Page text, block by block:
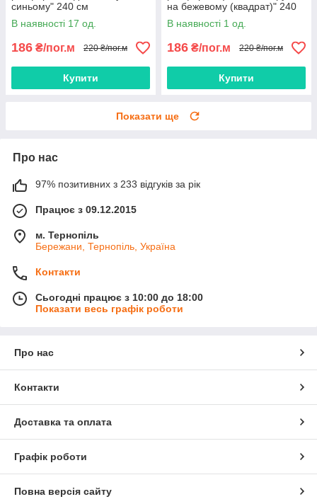
синьому" 240 см
В наявності 17 од.
186 ₴/пог.м 220 ₴/пог.м
Купити
на бежевому (квадрат)" 240
см
В наявності 1 од.
186 ₴/пог.м 220 ₴/пог.м
Купити
Показати ще
Про нас
97% позитивних з 233 відгуків за рік
Працює з 09.12.2015
м. Тернопіль
Бережани, Тернопіль, Україна
Контакти
Сьогодні працює з 10:00 до 18:00
Показати весь графік роботи
Про нас
Контакти
Доставка та оплата
Графік роботи
Повна версія сайту